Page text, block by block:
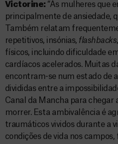
Victorine: “As mulheres que
principalmente de ansiedade,
Também relatam
repetitivos, insónias, flashbacks
físicos, incluindo dificuldade
cardíacos acelerados. Muitas
encontram-se num estado de
divididas entre a
Canal da Mancha para chegar
morrer. Esta ambivalência é
traumáticos vividos durante a
condições de vida nos